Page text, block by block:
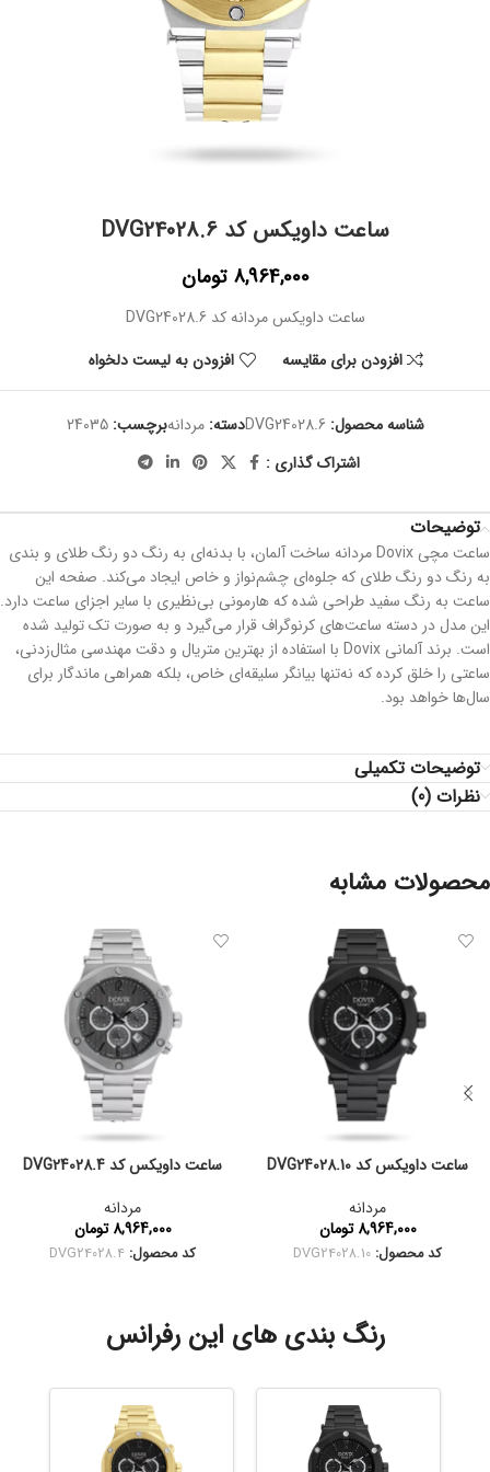
ساعت داویکس کد DVG24028.6
8,964,000 تومان
ساعت داویکس مردانه کد DVG24028.6
افزودن برای مقایسه
افزودن به لیست دلخواه
شناسه محصول: DVG24028.6دسته: مردانهبرچسب: 24035
اشتراک گذاری :
توضیحات
ساعت مچی Dovix مردانه ساخت آلمان، با بدنه‌ای به رنگ دو رنگ طلای و بندی
به رنگ دو رنگ طلای که جلوه‌ای چشم‌نواز و خاص ایجاد می‌کند. صفحه این
ساعت به رنگ سفید طراحی شده که هارمونی بی‌نظیری با سایر اجزای ساعت دارد.
این مدل در دسته ساعت‌های کرنوگراف قرار می‌گیرد و به صورت تک تولید شده
است. برند آلمانی Dovix با استفاده از بهترین متریال و دقت مهندسی مثال‌زدنی،
ساعتی را خلق کرده که نه‌تنها بیانگر سلیقه‌ای خاص، بلکه همراهی ماندگار برای
سال‌ها خواهد بود.
توضیحات تکمیلی
نظرات (0)
محصولات مشابه
ساعت داویکس کد DVG24028.10
مردانه
8,964,000 تومان
کد محصول: DVG24028.10
ساعت داویکس کد DVG24028.4
مردانه
8,964,000 تومان
کد محصول: DVG24028.4
رنگ بندی های این رفرانس